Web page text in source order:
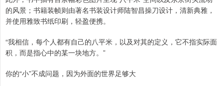
的风景；书籍装帧则由著名书装设计师陆智昌操刀设计，清新典雅，
并使用雅致书纸印刷，轻盈便携。
“我相信，每个人都有自己的八平米，以及对其的定义，它不指实际面
积，而是指心中的某一块地方。”
你的“小”不成问题，因为外面的世界足够大